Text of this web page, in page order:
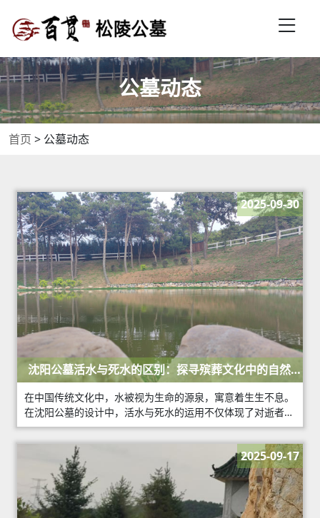
公墓动态
首页 > 公墓动态
沈阳公墓活水与死水的区别：探寻殡葬文化中的自然美
学
2025-09-30
在中国传统文化中，水被视为生命的源泉，寓意着生生不息。
在沈阳公墓的设计中，活水与死水的运用不仅体现了对逝者尊
重的殡葬理念，也融入了自然美学的精髓。
2025-09-17